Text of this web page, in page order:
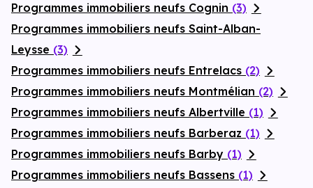
Programmes immobiliers neufs Cognin (3)
Programmes immobiliers neufs Saint-Alban-
Leysse (3)
Programmes immobiliers neufs Entrelacs (2)
Programmes immobiliers neufs Montmélian (2)
Programmes immobiliers neufs Albertville (1)
Programmes immobiliers neufs Barberaz (1)
Programmes immobiliers neufs Barby (1)
Programmes immobiliers neufs Bassens (1)